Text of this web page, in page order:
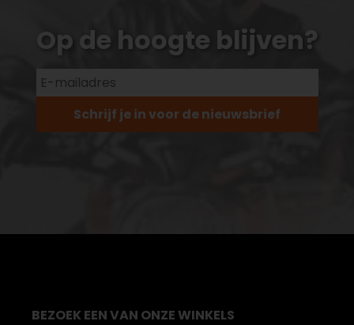
Op de hoogte blijven?
Schrijf je in voor de nieuwsbrief
BEZOEK EEN VAN ONZE WINKELS